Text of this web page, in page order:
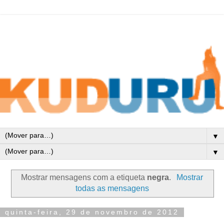
▼
▼
Mostrar mensagens com a etiqueta negra.
Mostrar
todas as mensagens
quinta-feira, 29 de novembro de 2012